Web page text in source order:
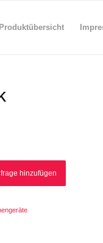
Produktübersicht
hinzufügen